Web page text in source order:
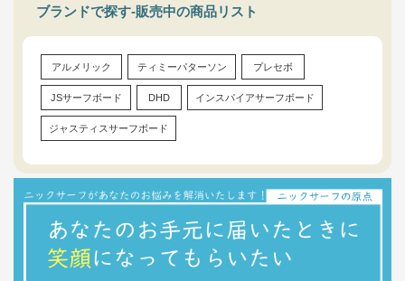
ブランドで探す-販売中の商品リスト
アルメリック ティミーパターソン プレセボ
JSサーフボード DHD インスパイアサーフボード
ジャスティスサーフボード